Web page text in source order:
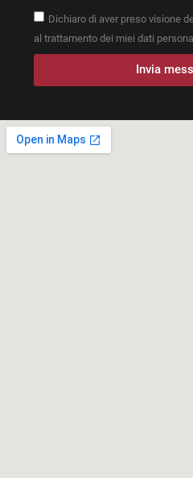
Dichiaro di aver preso visione
al trattamento dei miei dati
Invia